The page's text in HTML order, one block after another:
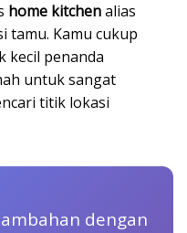
home kitchenalias
tamu. Kamu cukup
kecil penanda
untuk sangat
titik lokasi
dengan